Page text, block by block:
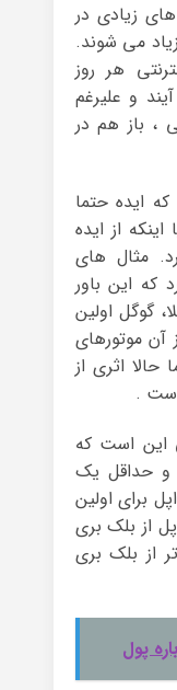
زیادی در
می شوند.
هر روز
و علیرغم
، باز هم در
ایده حتما
از ایده
مثال های
که این باور
گوگل اولین
آن موتورهای
اثری از
.
این است که
و حداقل یک
برای اولین
از بلک بری
از بلک بری
پول